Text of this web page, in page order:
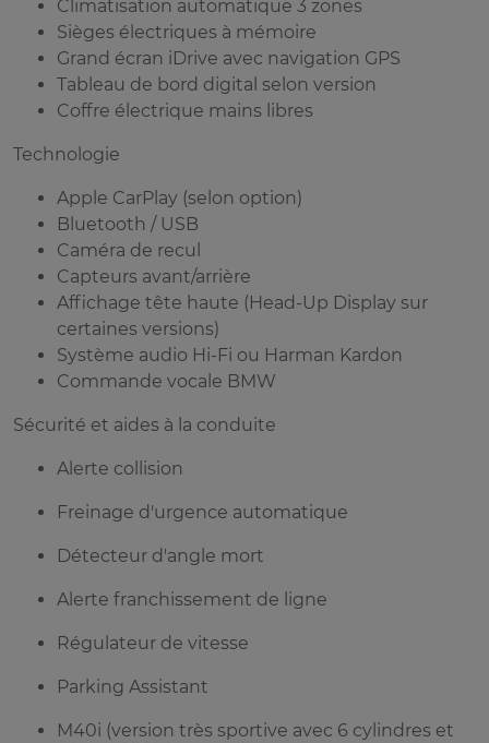
Climatisation automatique 3 zones
Sièges électriques à mémoire
Grand écran iDrive avec navigation GPS
Tableau de bord digital selon version
Coffre électrique mains libres
Technologie
Apple CarPlay (selon option)
Bluetooth / USB
Caméra de recul
Capteurs avant/arrière
Affichage tête haute (Head-Up Display sur
certaines versions)
Système audio Hi-Fi ou Harman Kardon
Commande vocale BMW
Sécurité et aides à la conduite
Alerte collision
Freinage d'urgence automatique
Détecteur d'angle mort
Alerte franchissement de ligne
Régulateur de vitesse
Parking Assistant
M40i (version très sportive avec 6 cylindres et